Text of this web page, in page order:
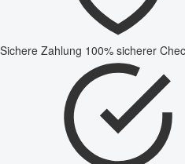
Sichere Zahlung 100% sicherer